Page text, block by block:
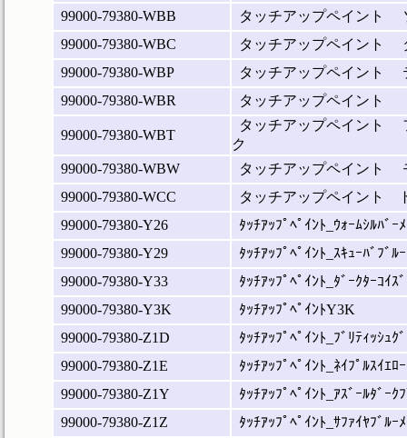
99000-79380-WBB
タッチアップペイント
99000-79380-WBC
タッチアップペイント
99000-79380-WBP
タッチアップペイント
99000-79380-WBR
タッチアップペイント
99000-79380-WBT
タッチアップペイント
ク
99000-79380-WBW
タッチアップペイント
99000-79380-WCC
タッチアップペイント
99000-79380-Y26
ﾀｯﾁｱｯﾌﾟﾍﾟｲﾝﾄ_ｳｫｰﾑｼﾙﾊﾞｰ
99000-79380-Y29
ﾀｯﾁｱｯﾌﾟﾍﾟｲﾝﾄ_ｽｷｭｰﾊﾞﾌﾞﾙ
99000-79380-Y33
ﾀｯﾁｱｯﾌﾟﾍﾟｲﾝﾄ_ﾀﾞｰｸﾀｰｺｲｽ
99000-79380-Y3K
ﾀｯﾁｱｯﾌﾟﾍﾟｲﾝﾄY3K
99000-79380-Z1D
ﾀｯﾁｱｯﾌﾟﾍﾟｲﾝﾄ_ﾌﾞﾘﾃｨｯｼｭｸ
99000-79380-Z1E
ﾀｯﾁｱｯﾌﾟﾍﾟｲﾝﾄ_ﾈｲﾌﾟﾙｽｲｴﾛｰ
99000-79380-Z1Y
ﾀｯﾁｱｯﾌﾟﾍﾟｲﾝﾄ_ｱｽﾞｰﾙﾀﾞｰｸ
99000-79380-Z1Z
ﾀｯﾁｱｯﾌﾟﾍﾟｲﾝﾄ_ｻﾌｧｲﾔﾌﾞﾙｰ